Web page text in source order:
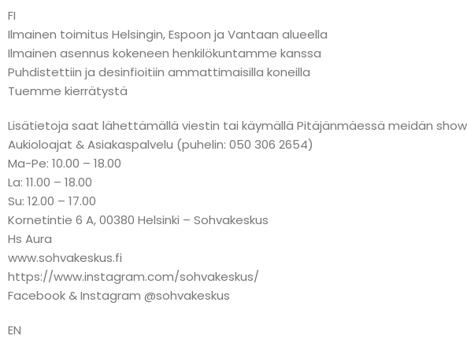
FI
Ilmainen toimitus Helsingin, Espoon ja Vantaan alueella
Ilmainen asennus kokeneen henkilökuntamme kanssa
Puhdistettiin ja desinfioitiin ammattimaisilla koneilla
Tuemme kierrätystä
Lisätietoja saat lähettämällä viestin tai käymällä Pitäjänmäessä meidän
Aukioloajat & Asiakaspalvelu (puhelin: 050 306 2654)
Ma-Pe: 10.00 – 18.00
La: 11.00 – 18.00
Su: 12.00 – 17.00
Kornetintie 6 A, 00380 Helsinki – Sohvakeskus
Hs Aura
www.sohvakeskus.fi
https://www.instagram.com/sohvakeskus/
Facebook & Instagram @sohvakeskus
EN